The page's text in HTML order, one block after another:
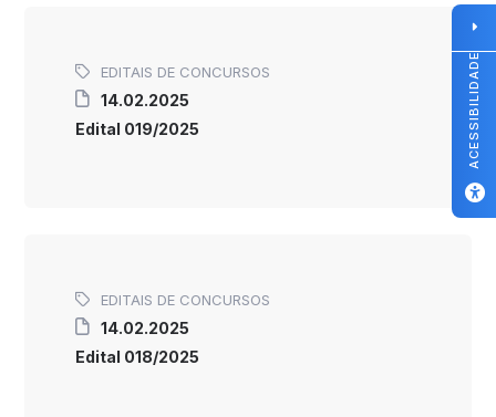
EDITAIS DE CONCURSOS
14.02.2025
Edital 019/2025
EDITAIS DE CONCURSOS
14.02.2025
Edital 018/2025
ACESSIBILIDADE